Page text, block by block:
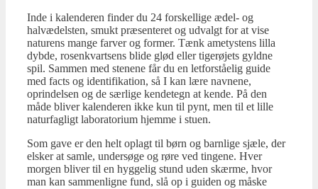
Inde i kalenderen finder du 24 forskellige ædel- og
halvædelsten, smukt præsenteret og udvalgt for at vise
naturens mange farver og former. Tænk ametystens lilla
dybde, rosenkvartsens blide glød eller tigerøjets gyldne
spil. Sammen med stenene får du en letforståelig guide
med facts og identifikation, så I kan lære navnene,
oprindelsen og de særlige kendetegn at kende. På den
måde bliver kalenderen ikke kun til pynt, men til et lille
naturfagligt laboratorium hjemme i stuen.
Som gave er den helt oplagt til børn og barnlige sjæle, der
elsker at samle, undersøge og røre ved tingene. Hver
morgen bliver til en hyggelig stund uden skærme, hvor
man kan sammenligne fund, slå op i guiden og måske